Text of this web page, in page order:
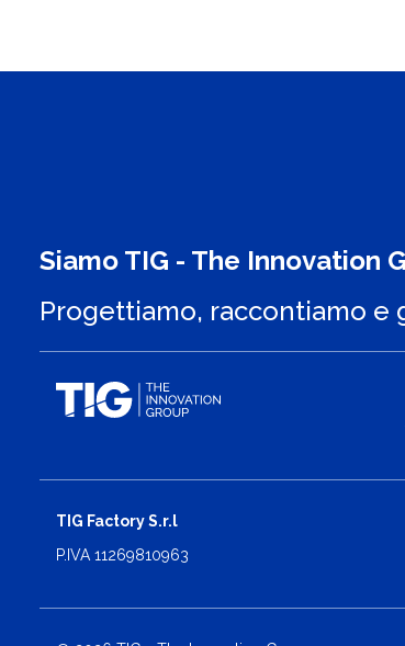
Siamo TIG - The Innovation
Progettiamo, raccontiamo e
TIG Factory S.r.l
P.IVA 11269810963